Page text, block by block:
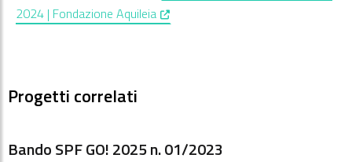
2024 | Fondazione Aquileia, opens in a new window
Progetti correlati
Bando SPF GO! 2025 n. 01/2023